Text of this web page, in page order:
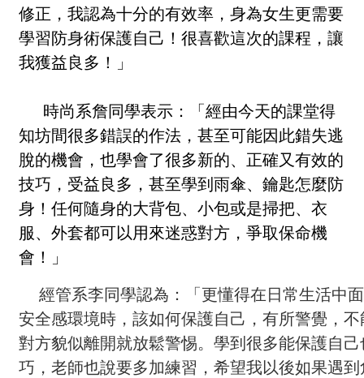
修正，我認為十分的有效率，身為女生更需要
學習防身術保護自己！很喜歡這次的課程，讓
我獲益良多！」
時尚系詹同學表示：「經由今天的課堂得
知坊間很多錯誤的作法，甚至可能因此錯失逃
脫的機會，也學會了很多新的、正確又有效的
技巧，受益良多，甚至學到雨傘、鑰匙怎麼防
身！任何隨身的大背包、小包或是掃把、衣
服、外套都可以用來迷惑對方，爭取保命機
會！」
經管系李同學認為：「更懂得在日常生活中
安全感環境時，該如何保護自己，有所警覺，不
對方貌似離開就放鬆警惕。學到很多能保護自
巧，老師也說要多加練習，希望我以後如果遇